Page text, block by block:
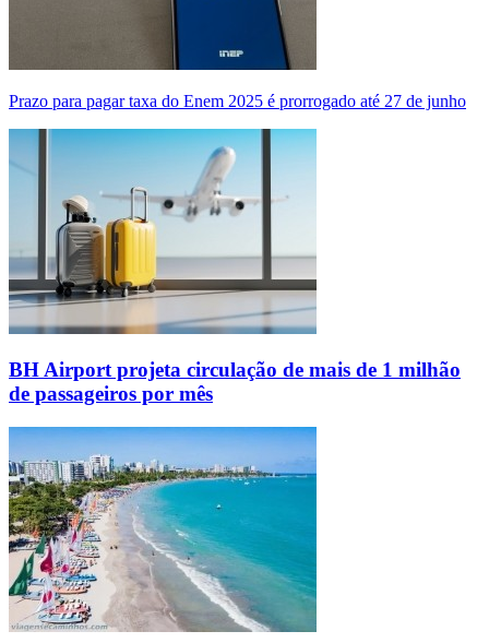
Prazo para pagar taxa do Enem 2025 é prorrogado até 27 de junho
BH Airport projeta circulação de mais de 1 milhão
de passageiros por mês